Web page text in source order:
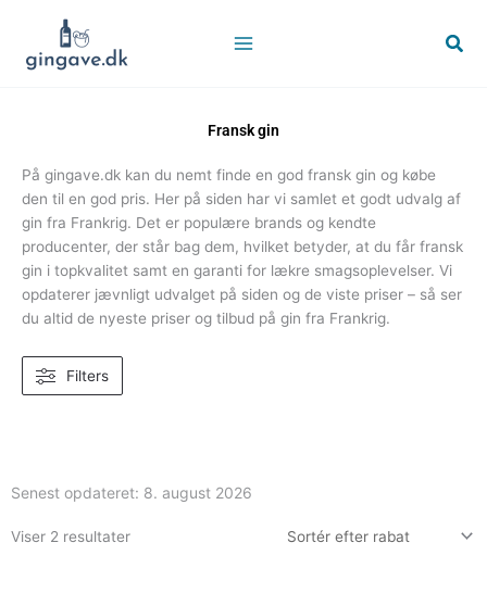
indholdet
Søg
Fransk gin
På gingave.dk kan du nemt finde en god fransk gin og købe
den til en god pris. Her på siden har vi samlet et godt udvalg af
gin fra Frankrig. Det er populære brands og kendte
producenter, der står bag dem, hvilket betyder, at du får fransk
gin i topkvalitet samt en garanti for lækre smagsoplevelser. Vi
opdaterer jævnligt udvalget på siden og de viste priser – så ser
du altid de nyeste priser og tilbud på gin fra Frankrig.
Filters
Senest opdateret: 8. august 2026
Viser 2 resultater